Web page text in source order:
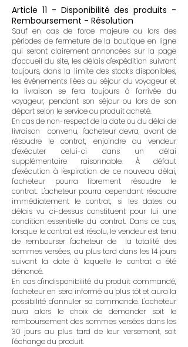
Article 11 - Disponibilité des produits -
Remboursement - Résolution
Sauf en cas de force majeure ou lors des
périodes de fermeture de la boutique en ligne
qui seront clairement annoncées sur la page
d'accueil du site, les délais d'expédition suivront
toujours, dans la limite des stocks disponibles,
les événements liées au séjour du voyageur et
la livraison se fera toujours à l'arrivée du
voyageur, pendant son séjour ou lors de son
départ selon le service ou produit acheté.
En cas de non-respect de la date ou du délai de
livraison convenu, l'acheteur devra, avant de
résoudre le contrat, enjoindre au vendeur
d'exécuter celui-ci dans un délai
supplémentaire raisonnable. À défaut
d'exécution à l'expiration de ce nouveau délai,
l'acheteur pourra librement résoudre le
contrat. L'acheteur pourra cependant résoudre
immédiatement le contrat, si les dates ou
délais vu ci-dessus constituent pour lui une
condition essentielle du contrat. Dans ce cas,
lorsque le contrat est résolu, le vendeur est tenu
de rembourser l'acheteur de la totalité des
sommes versées, au plus tard dans les 14 jours
suivant la date à laquelle le contrat a été
dénoncé.
En cas d'indisponibilité du produit commandé,
l'acheteur en sera informé au plus tôt et aura la
possibilité d'annuler sa commande. L'acheteur
aura alors le choix de demander soit le
remboursement des sommes versées dans les
30 jours au plus tard de leur versement, soit
l'échange du produit.